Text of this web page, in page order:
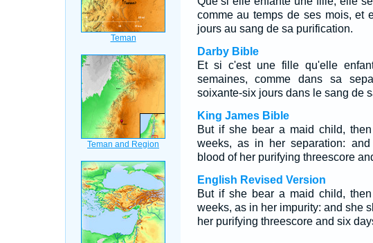
comme au temps de ses mois, et
jours au sang de sa purification.
Darby Bible
Et si c'est une fille qu'elle
semaines, comme dans sa
soixante-six jours dans le sang de
King James Bible
But if she bear a maid child,
weeks, as in her separation:
blood of her purifying threescore
English Revised Version
But if she bear a maid child,
weeks, as in her impurity: and she
her purifying threescore and six